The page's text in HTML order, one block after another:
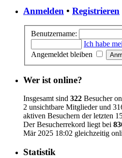
Anmelden • Registrieren
Benutzername:
Ich habe
Angemeldet bleiben
Wer ist online?
Insgesamt sind 322 Besucher
2 unsichtbare Mitglieder und
aktiven Besuchern der letzten
Der Besucherrekord liegt bei
Mär 2025 18:02 gleichzeitig
Statistik